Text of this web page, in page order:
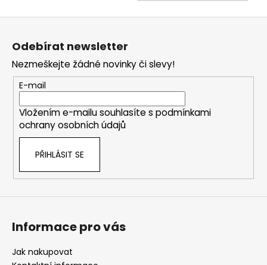
Odebírat newsletter
Nezmeškejte žádné novinky či slevy!
E-mail
Vložením e-mailu souhlasíte s podmínkami
ochrany osobních údajů
PŘIHLÁSIT SE
Informace pro vás
Jak nakupovat